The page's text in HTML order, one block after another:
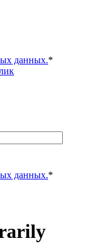
данных.*
данных.*